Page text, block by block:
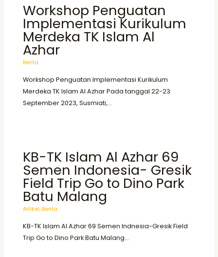
Workshop Penguatan
Implementasi Kurikulum
Merdeka TK Islam Al
Azhar
Berita
Workshop Penguatan Implementasi Kurikulum
Merdeka TK Islam Al Azhar Pada tanggal 22-23
September 2023, Susmiati,…
KB-TK Islam Al Azhar 69
Semen Indonesia- Gresik
Field Trip Go to Dino Park
Batu Malang
Artikel,Berita
KB-TK Islam Al Azhar 69 Semen Indnesia-Gresik Field
Trip Go to Dino Park Batu Malang…